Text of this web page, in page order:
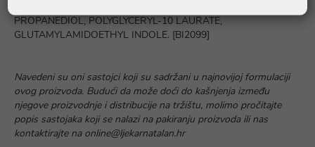
PROPANEDIOL, POLYGLYCERYL-10 LAURATE,
GLUTAMYLAMIDOETHYL INDOLE. [BI2099]
Navedeni su oni sastojci koji su sadržani u najnovijoj formulaciji
ovog proizvoda. Budući da može doći do kašnjenja između
njegove proizvodnje i distribucije na tržištu, molimo pročitajte
popis sastojaka koji se nalazi na pakiranju proizvoda ili nas
kontaktirajte na online@ljekarnatalan.hr